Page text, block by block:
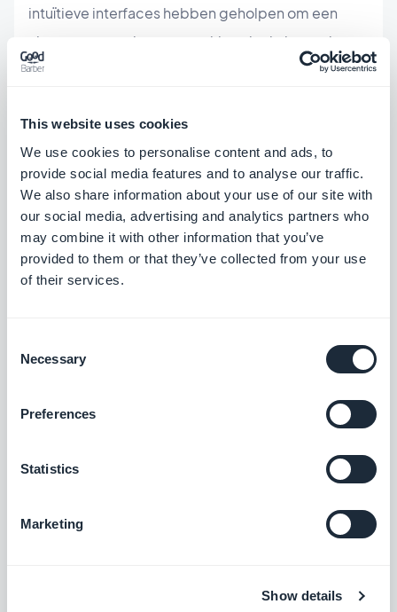
This website uses cookies
We use cookies to personalise content and ads, to
provide social media features and to analyse our traffic.
We also share information about your use of our site with
our social media, advertising and analytics partners who
may combine it with other information that you’ve
provided to them or that they’ve collected from your use
of their services.
Selection
Necessary
Preferences
Statistics
Marketing
Show details
intuïtieve interfaces hebben geholpen om een
nieuwe generatie aan te trekken, in de hoop de
technologiesector van het eiland verder te
betrokken bij de ontwikkeling van het
ondernemende ecosysteem van Corsica. Eind
2015 aanvaardde Sébastien Simoni het
voorzitterschap van Femu Qui, het
investeringsfonds voor Corsicaanse bedrijven
stimuleren met ongeveer twintig bedrijven van een
vergelijkbare grootte als GoodBarber, die zich
bezighouden met export terwijl ze nog steeds op
zaaifonds dat in 2021 wordt gelanceerd, is een
perfect voorbeeld van deze wens om een kritische